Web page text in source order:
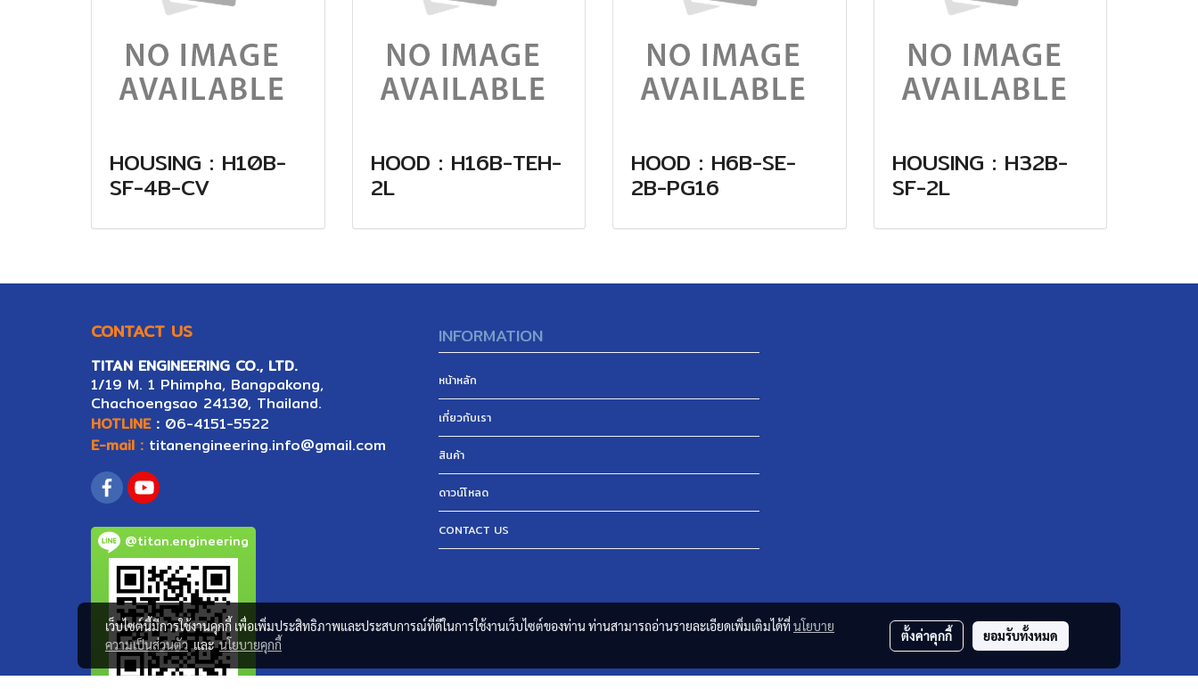
HOUSING : H10B-
SF-4B-CV
HOOD : H16B-TEH-
2L
HOOD : H6B-SE-
2B-PG16
HOUSING : H32B-
SF-2L
CONTACT US
TITAN ENGINEERING CO., LTD.
1/19 M. 1 Phimpha, Bangpakong,
Chachoengsao 24130, Thailand.
HOTLINE: 06-4151-5522
E-mail : titanengineering.info@gmail.com
@titan.engineering
INFORMATION
หน้าหลัก
เกี่ยวกับเรา
สินค้า
ดาวน์โหลด
CONTACT US
เว็บไซต์นี้มีการใช้งานคุกกี้ เพื่อเพิ่มประสิทธิภาพและประสบการณ์ที่ดีในการใช้งานเว็บไซต์ของท่าน ท่านสามารถอ่านรายละเอียดเพิ่มเติมได้ที่นโยบาย
ความเป็นส่วนตัวและนโยบายคุกกี้
ตั้งค่าคุกกี้ ยอมรับทั้งหมด